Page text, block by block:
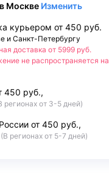
в Москве Изменить
курьером от 450 руб.
и Санкт-Петербургу
доставка от 5999 руб.
не распространяется на
450 руб.,
регионах от 3-5 дней)
от 450 руб.,
регионах от 5-7 дней)